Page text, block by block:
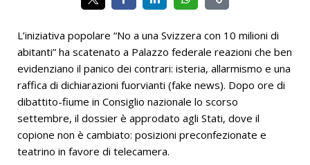
L’iniziativa popolare “No a una Svizzera con 10 milioni di
abitanti” ha scatenato a Palazzo federale reazioni che ben
evidenziano il panico dei contrari: isteria, allarmismo e una
raffica di dichiarazioni fuorvianti (fake news). Dopo ore di
dibattito-fiume in Consiglio nazionale lo scorso
settembre, il dossier è approdato agli Stati, dove il
copione non è cambiato: posizioni preconfezionate e
teatrino in favore di telecamera.